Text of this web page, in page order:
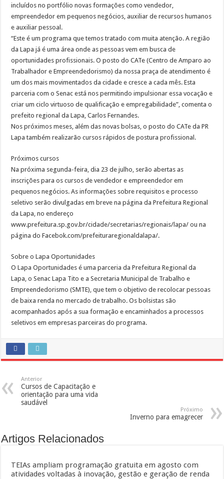
incluídos no portfólio novas formações como vendedor,
empreendedor em pequenos negócios, auxiliar de recursos humanos
e auxiliar pessoal.
“Este é um programa que temos tratado com muita atenção. A região
da Lapa já é uma área onde as pessoas vem em busca de
oportunidades profissionais. O posto do CATe (Centro de Amparo ao
Trabalhador e Empreendedorismo) da nossa praça de atendimento é
um dos mais movimentados da cidade e cresce a cada mês. Esta
parceria com o Senac está nos permitindo impulsionar essa vocação e
criar um ciclo virtuoso de qualificação e empregabilidade”, comenta o
prefeito regional da Lapa, Carlos Fernandes.
Nos próximos meses, além das novas bolsas, o posto do CATe da PR
Lapa também realizarão cursos rápidos de postura profissional.
Próximos cursos
Na próxima segunda-feira, dia 23 de julho, serão abertas as
inscrições para os cursos de vendedor e empreendedor em
pequenos negócios. As informações sobre requisitos e processo
seletivo serão divulgadas em breve na página da Prefeitura Regional
da Lapa, no endereço
www.prefeitura.sp.gov.br/cidade/secretarias/regionais/lapa/ ou na
página do Facebok.com/prefeituraregionaldalapa/.
Sobre o Lapa Oportunidades
O Lapa Oportunidades é uma parceria da Prefeitura Regional da
Lapa, o Senac Lapa Tito e a Secretaria Municipal de Trabalho e
Empreendedorismo (SMTE), que tem o objetivo de recolocar pessoas
de baixa renda no mercado de trabalho. Os bolsistas são
acompanhados após a sua formação e encaminhados a processos
seletivos em empresas parceiras do programa.
Anterior
Cursos de Capacitação e
orientação para uma vida
saudável
Próximo
Inverno para emagrecer
Artigos Relacionados
TEIAs ampliam programação gratuita em agosto com
atividades voltadas à inovação, gestão e geração de renda